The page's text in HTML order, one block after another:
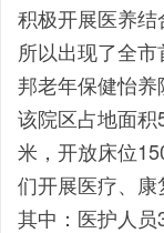
积极开展医养结
所以出现了全
邦老年保健怡养
该院区占地面
米，开放床位
们开展医疗、康
其中：医护人